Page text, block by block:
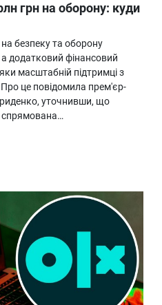
грн на оборону: куди
безпеку та оборону
додатковий фінансовий
масштабній підтримці з
це повідомила прем'єр-
уточнивши, що
спрямована…